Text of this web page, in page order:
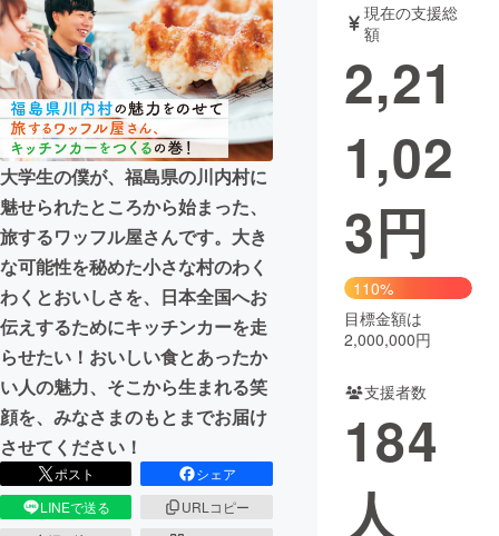
テクノロジー・ガジェット
映像・映画 書籍・雑誌
ビジネス・起業 チャレンジ
まちづくり・地域活性化
CAMPFIRE for Social Good
CAMPFIRE Creation
CAMPFIREふるさと納税machi-ya コミュニティ
大学生の僕が、福島県の川内村に
魅せられたところから始まった、
旅するワッフル屋さんです。大き
な可能性を秘めた小さな村のわく
わくとおいしさを、日本全国へお
伝えするためにキッチンカーを走
らせたい！おいしい食とあったか
い人の魅力、そこから生まれる笑
顔を、みなさまのもとまでお届け
させてください！
ポスト
シェア
LINEで送る
URLコピー
現在の支援総
額
2,21
1,02
3円
110%
目標金額は
2,000,000円
支援者数
184
人